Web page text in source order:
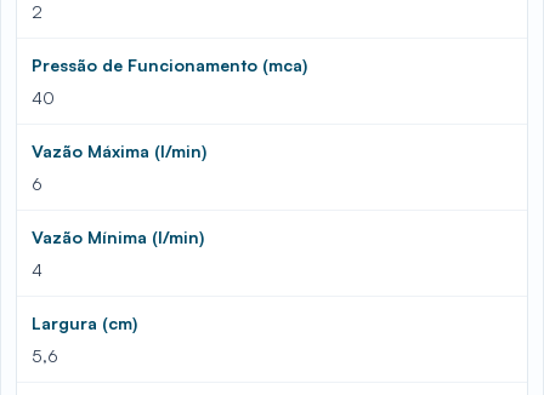
2
Pressão de Funcionamento (mca)
40
Vazão Máxima (l/min)
6
Vazão Mínima (l/min)
4
Largura (cm)
5,6